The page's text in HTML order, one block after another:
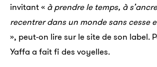
invitant « à prendre le temps, à
recentrer dans un monde sans cesse
», peut-on lire sur le site de son label.
Yaffa a fait fi des voyelles.